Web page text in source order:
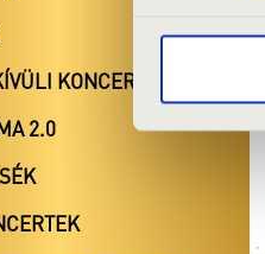
KONCERTEK
2.0